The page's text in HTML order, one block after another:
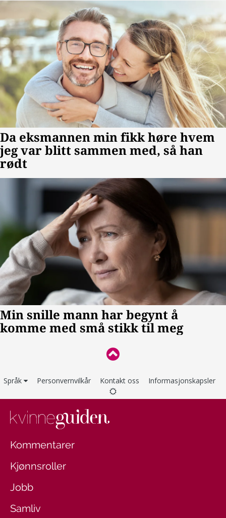
Språk Personvernvilkår Kontakt oss Informasjonskapsler
Kommentarer
Kjønnsroller
Jobb
Samliv